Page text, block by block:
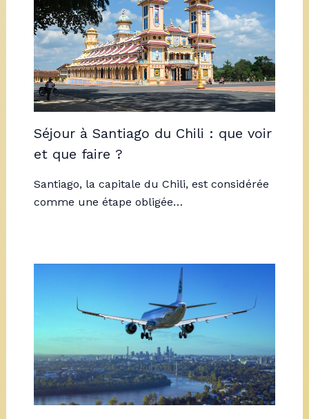
Séjour à Santiago du Chili : que voir
et que faire ?
Santiago, la capitale du Chili, est considérée
comme une étape obligée…